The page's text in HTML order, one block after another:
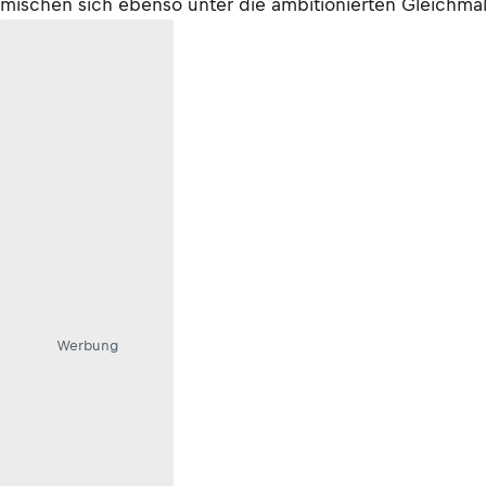
mischen sich ebenso unter die ambitionierten
Werbung